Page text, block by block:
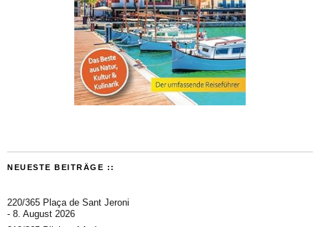
NEUESTE BEITRÄGE ::
220/365 Plaça de Sant Jeroni
8. August 2026